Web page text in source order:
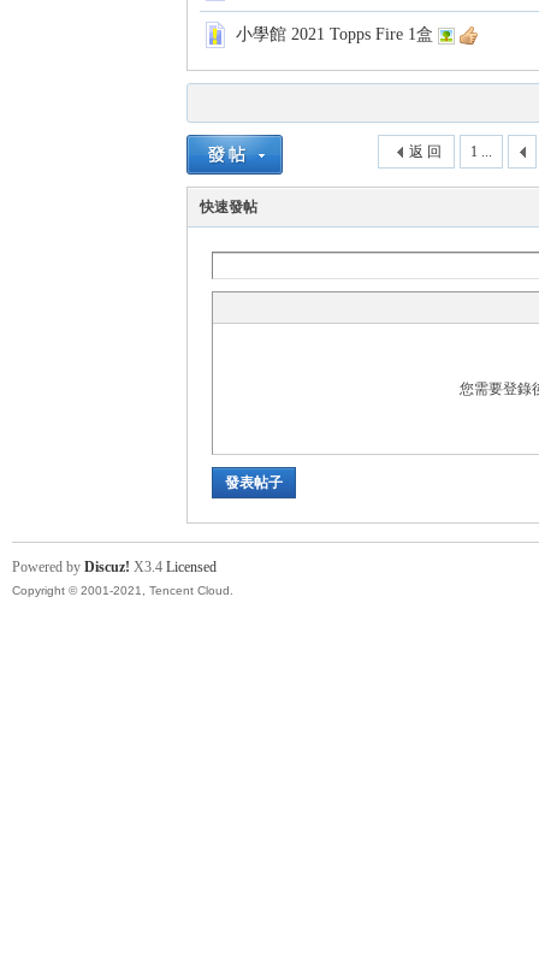
小學館 2021 Topps Fire 1盒
1 ...
返 回
快速發帖
您需要登錄
發表帖子
Powered by Discuz! X3.4 Licensed
Copyright © 2001-2021, Tencent Cloud.